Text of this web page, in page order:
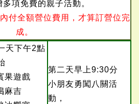
項免費的親子活動。
付全額營位費用，才算訂營位完
成。
天下午2點
果遊戲
麻吉
第二天早上9:30分
小朋友勇闖八關活
動，